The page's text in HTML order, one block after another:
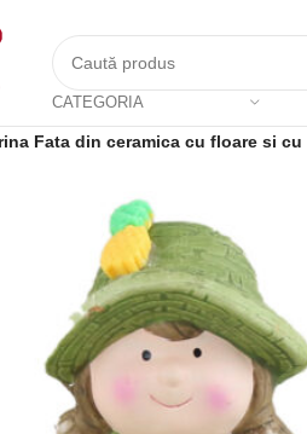
CATEGORIA
Fata din ceramica cu floare si